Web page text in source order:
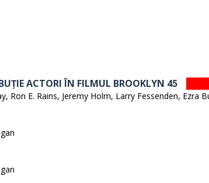
ACTORI ÎN FILMUL BROOKLYN 45
Ron E. Rains, Jeremy Holm, Larry Fessenden, Ezra